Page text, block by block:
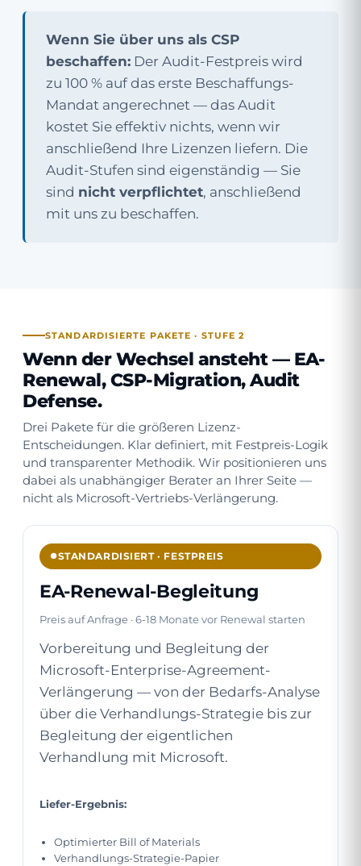
Wenn Sie über uns als CSP
beschaffen: Der Audit-Festpreis wird
zu 100 % auf das erste Beschaffungs-
Mandat angerechnet — das Audit
kostet Sie effektiv nichts, wenn wir
anschließend Ihre Lizenzen liefern. Die
Audit-Stufen sind eigenständig — Sie
sind nicht verpflichtet, anschließend
mit uns zu beschaffen.
STANDARDISIERTE PAKETE · STUFE 2
Wenn der Wechsel ansteht — EA-
Renewal, CSP-Migration, Audit
Defense.
Drei Pakete für die größeren Lizenz-
Entscheidungen. Klar definiert, mit Festpreis-Logik
und transparenter Methodik. Wir positionieren uns
dabei als unabhängiger Berater an Ihrer Seite —
nicht als Microsoft-Vertriebs-Verlängerung.
STANDARDISIERT · FESTPREIS
EA-Renewal-Begleitung
Preis auf Anfrage · 6-18 Monate vor Renewal starten
Vorbereitung und Begleitung der
Microsoft-Enterprise-Agreement-
Verlängerung — von der Bedarfs-Analyse
über die Verhandlungs-Strategie bis zur
Begleitung der eigentlichen
Verhandlung mit Microsoft.
Liefer-Ergebnis:
Optimierter Bill of Materials
Verhandlungs-Strategie-Papier